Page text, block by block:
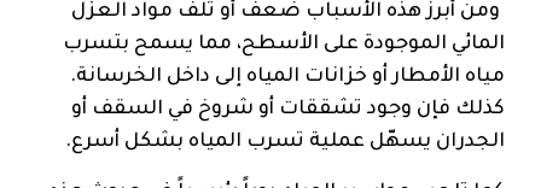
ومن أبرز هذه الأسباب ضعف أو تلف مواد العزل
المائي الموجودة على الأسطح، مما يسمح بتسرب
مياه الأمطار أو خزانات المياه إلى داخل الخرسانة.
كذلك فإن وجود تشققات أو شروخ في السقف أو
الجدران يسهّل عملية تسرب المياه بشكل أسرع.